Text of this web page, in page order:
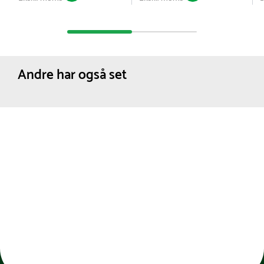
Andre har også set